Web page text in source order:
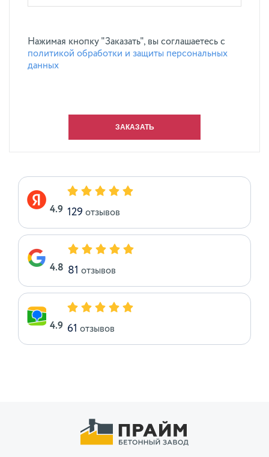
Нажимая кнопку "Заказать", вы соглашаетесь с
политикой обработки и защиты персональных
данных
4.9 129 отзывов
4.8 81 отзывов
4.9 61 отзывов